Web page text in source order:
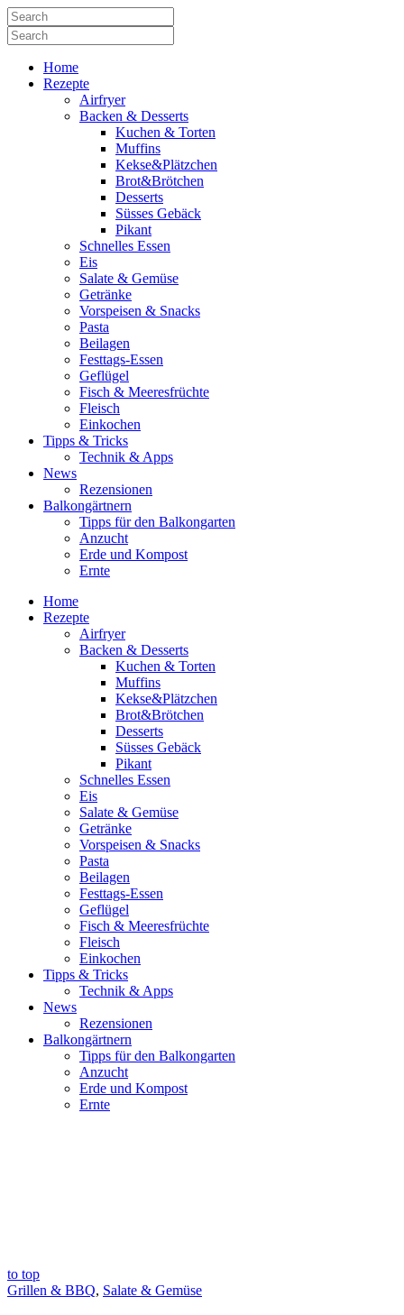
Home
Rezepte
Airfryer
Backen & Desserts
Kuchen & Torten
Muffins
Kekse&Plätzchen
Brot&Brötchen
Desserts
Süsses Gebäck
Pikant
Schnelles Essen
Eis
Salate & Gemüse
Getränke
Vorspeisen & Snacks
Pasta
Beilagen
Festtags-Essen
Geflügel
Fisch & Meeresfrüchte
Fleisch
Einkochen
Tipps & Tricks
Technik & Apps
News
Rezensionen
Balkongärtnern
Tipps für den Balkongarten
Anzucht
Erde und Kompost
Ernte
Home
Rezepte
Airfryer
Backen & Desserts
Kuchen & Torten
Muffins
Kekse&Plätzchen
Brot&Brötchen
Desserts
Süsses Gebäck
Pikant
Schnelles Essen
Eis
Salate & Gemüse
Getränke
Vorspeisen & Snacks
Pasta
Beilagen
Festtags-Essen
Geflügel
Fisch & Meeresfrüchte
Fleisch
Einkochen
Tipps & Tricks
Technik & Apps
News
Rezensionen
Balkongärtnern
Tipps für den Balkongarten
Anzucht
Erde und Kompost
Ernte
to top
Grillen & BBQ, Salate & Gemüse